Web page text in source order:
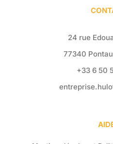
24 rue
77340
+33 6 50